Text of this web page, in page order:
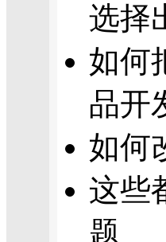
选择
如何
品开
如何
这些
题